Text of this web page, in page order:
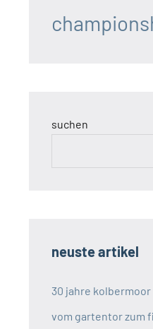
suchen
neuste artikel
30 jahre kolbermoor
vom gartentor zum